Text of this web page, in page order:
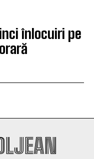
înlocuiri pe